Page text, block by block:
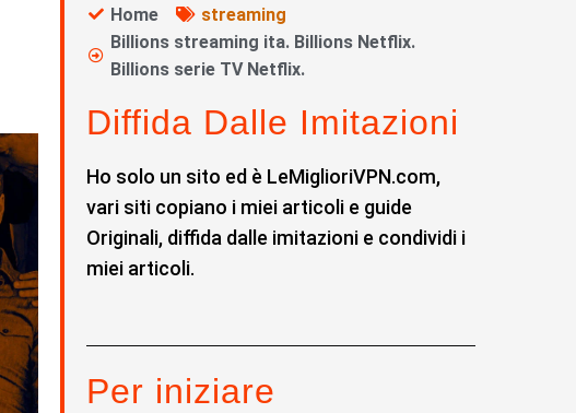
Home
streaming
Billions streaming ita. Billions Netflix.
Billions serie TV Netflix.
Diffida Dalle Imitazioni
Ho solo un sito ed è LeMiglioriVPN.com,
vari siti copiano i miei articoli e guide
Originali, diffida dalle imitazioni e condividi i
miei articoli.
Per iniziare